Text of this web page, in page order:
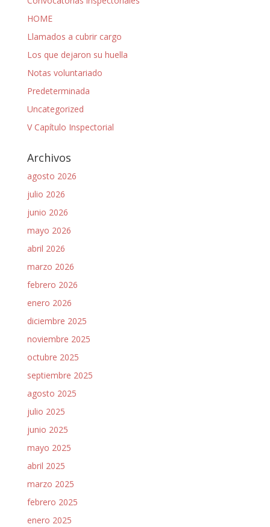
HOME
Llamados a cubrir cargo
Los que dejaron su huella
Notas voluntariado
Predeterminada
Uncategorized
V Capítulo Inspectorial
Archivos
agosto 2026
julio 2026
junio 2026
mayo 2026
abril 2026
marzo 2026
febrero 2026
enero 2026
diciembre 2025
noviembre 2025
octubre 2025
septiembre 2025
agosto 2025
julio 2025
junio 2025
mayo 2025
abril 2025
marzo 2025
febrero 2025
enero 2025